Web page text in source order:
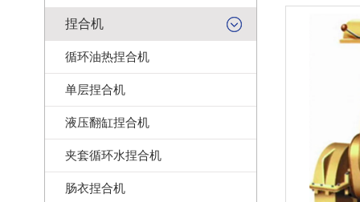
捏合机
循环油热捏合机
单层捏合机
液压翻缸捏合机
夹套循环水捏合机
肠衣捏合机